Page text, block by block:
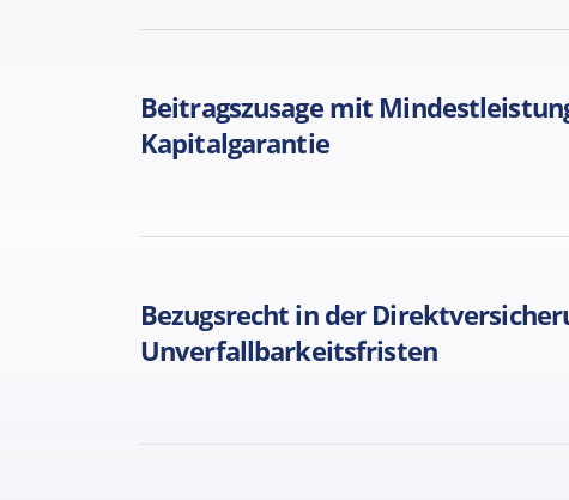
Beitragszusage mit
Kapitalgarantie
Bezugsrecht in der
Unverfallbarkeitsfristen